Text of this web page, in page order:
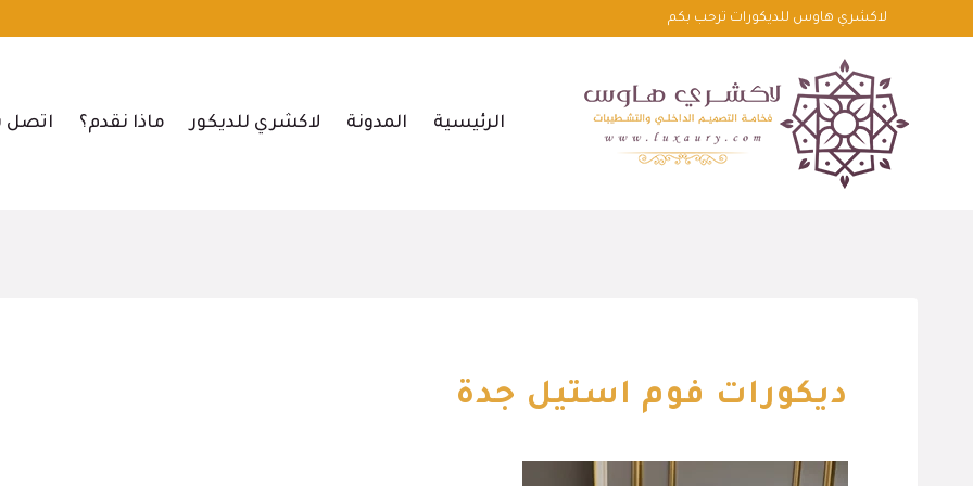
لاكشري هاوس للديكورات ترحب بكم
الرئيسية المدونة لاكشري للديكور ماذا نقدم؟ اتصل
ديكورات فوم استيل جدة